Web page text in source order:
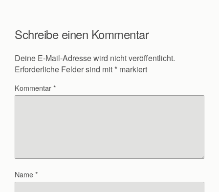
Schreibe einen Kommentar
Deine E-Mail-Adresse wird nicht veröffentlicht.
Erforderliche Felder sind mit * markiert
Kommentar*
Name*